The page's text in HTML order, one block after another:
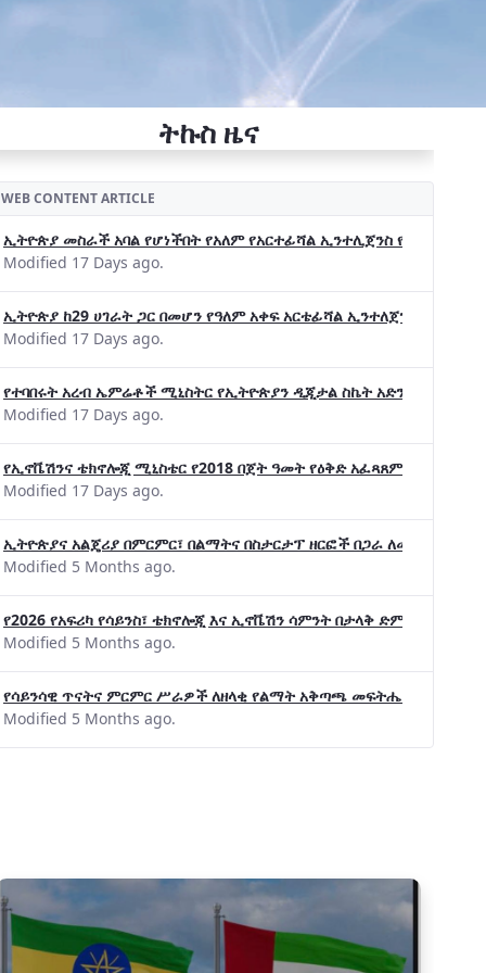
ትኩስ ዜና
WEB CONTENT ARTICLE
ኢትዮጵያ መስራች አባል የሆነችበት የአለም የአርተፊሻል ኢንተሊጀንስ የትብብር
Modified 17 Days ago.
ኢትዮጵያ ከ29 ሀገራት ጋር በመሆን የዓለም አቀፍ አርቴፊሻል ኢንተለጀንስ ትብብር
Modified 17 Days ago.
የተባበሩት አረብ ኤምሬቶች ሚኒስትር የኢትዮጵያን ዲጂታል ስኬት አድንቀዋል
Modified 17 Days ago.
የኢኖቬሽንና ቴክኖሎጂ ሚኒስቴር የ2018 በጀት ዓመት የዕቅድ አፈጻጸምና የቀጣይ
Modified 17 Days ago.
ኢትዮጵያና አልጄሪያ በምርምር፣ በልማትና በስታርታፕ ዘርፎች በጋራ ለመስራት መከሩ፡፡
Modified 5 Months ago.
የ2026 የአፍሪካ የሳይንስ፣ ቴክኖሎጂ እና ኢኖቬሽን ሳምንት በታላቅ ድምቀት
Modified 5 Months ago.
የሳይንሳዊ ጥናትና ምርምር ሥራዎች ለዘላቂ የልማት አቅጣጫ መፍትሔ ጠቋሚ
Modified 5 Months ago.